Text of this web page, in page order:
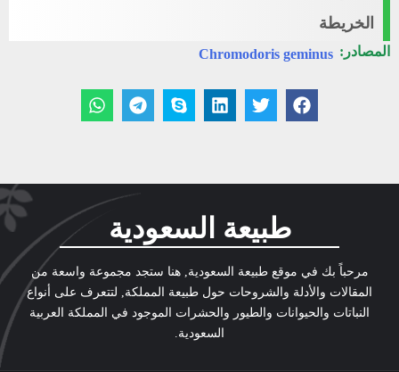
الخريطة
المصادر: Chromodoris geminus
طبيعة السعودية
مرحباً بك في موقع طبيعة السعودية, هنا ستجد مجموعة واسعة من
المقالات والأدلة والشروحات حول طبيعة المملكة, لتتعرف على أنواع
النباتات والحيوانات والطيور والحشرات الموجود في المملكة العربية
السعودية.